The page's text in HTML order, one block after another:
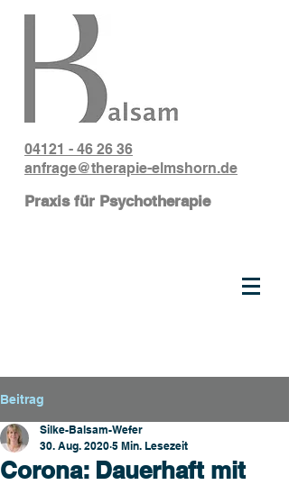
04121 - 46 26 36
anfrage@therapie-elmshorn.de
Praxis für Psychotherapie
Beitrag
Corona: Dauerhaft mit
Silke-Balsam-Wefer
30. Aug. 2020 5 Min. Lesezeit